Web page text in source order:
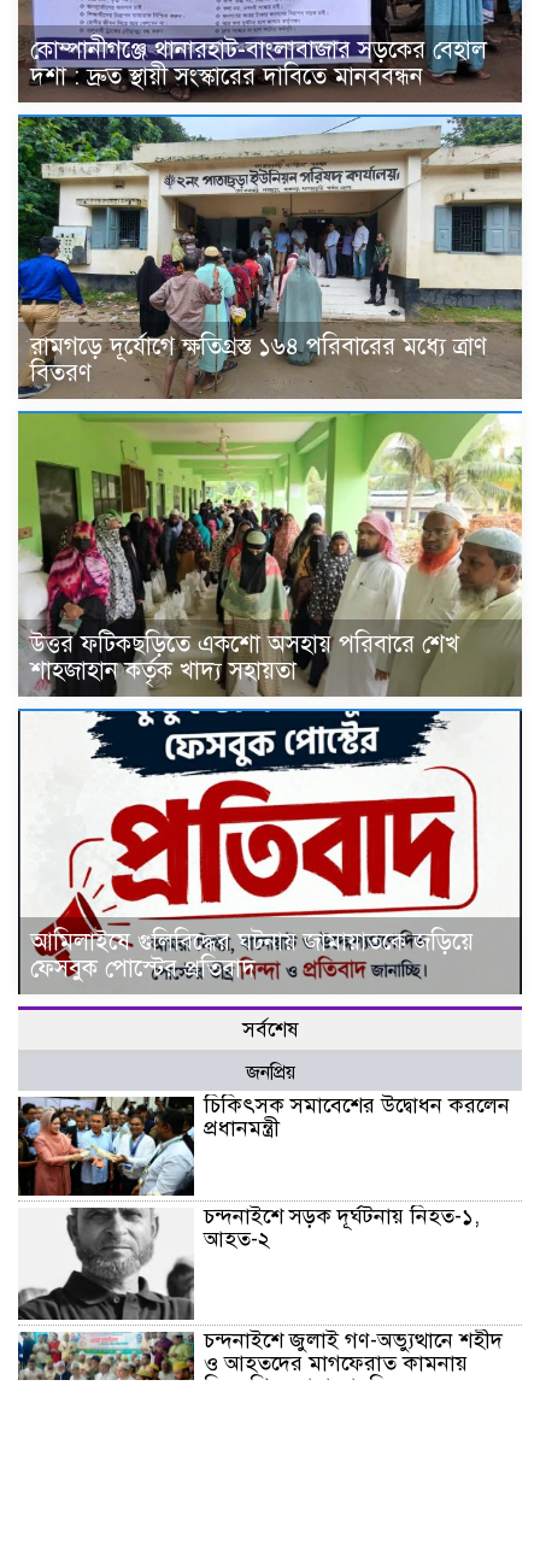
কোম্পানীগঞ্জে থানারহাট-বাংলাবাজার সড়কের বেহাল
দশা : দ্রুত স্থায়ী সংস্কারের দাবিতে মানববন্ধন
রামগড়ে দূর্যোগে ক্ষতিগ্রস্ত ১৬৪ পরিবারের মধ্যে ত্রাণ
বিতরণ
উত্তর ফটিকছড়িতে একশো অসহায় পরিবারে শেখ
শাহজাহান কর্তৃক খাদ্য সহায়তা
আমিলাইষে গুলিবিদ্ধের ঘটনায় জামায়াতকে জড়িয়ে
ফেসবুক পোস্টের প্রতিবাদ
সর্বশেষ
জনপ্রিয়
চিকিৎসক সমাবেশের উদ্বোধন করলেন
প্রধানমন্ত্রী
চন্দনাইশে সড়ক দূর্ঘটনায় নিহত-১,
আহত-২
চন্দনাইশে জুলাই গণ-অভ্যুত্থানে শহীদ
ও আহতদের মাগফেরাত কামনায়
বিএনপির দোয়া মাহফিল